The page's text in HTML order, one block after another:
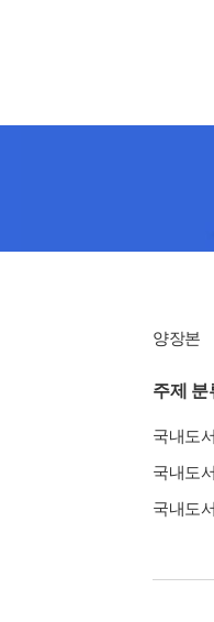
양장본
주제 분
국내도
국내도
국내도